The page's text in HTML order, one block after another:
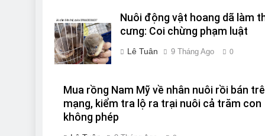
Nuôi động vật hoang dã làm
cưng: Coi chừng phạm luật
Lê Tuân 9 Tháng Ago 0
Mua rồng Nam Mỹ về nhân nuôi rồi bán
mạng, kiểm tra lộ ra trại nuôi cả trăm con
không phép